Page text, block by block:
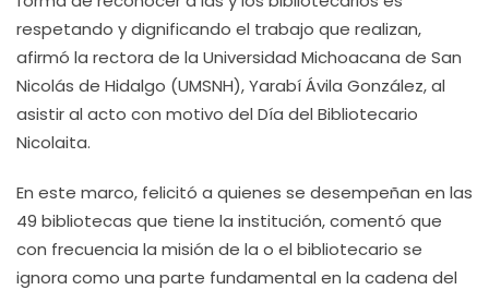
respetando y dignificando el trabajo que realizan,
afirmó la rectora de la Universidad Michoacana de San
Nicolás de Hidalgo (UMSNH), Yarabí Ávila González, al
asistir al acto con motivo del Día del Bibliotecario
Nicolaita.
En este marco, felicitó a quienes se desempeñan en las
49 bibliotecas que tiene la institución, comentó que
con frecuencia la misión de la o el bibliotecario se
ignora como una parte fundamental en la cadena del